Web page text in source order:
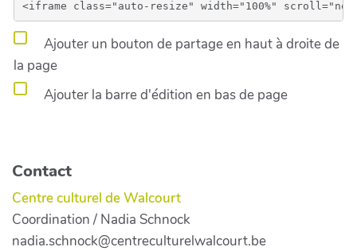
Ajouter un bouton de partage en haut à droite de
la page
Ajouter la barre d'édition en bas de page
Contact
Centre culturel de Walcourt
Coordination / Nadia Schnock
nadia.schnock@centreculturelwalcourt.be